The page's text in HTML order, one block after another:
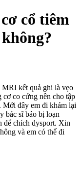
cổ tiêm
MRI kết quả ghi là vẹo
cơ co cứng nên cho tập
đây em đi khám lại
bác sĩ bảo bị loạn
để chích dysport. Xin
và em có thể đi